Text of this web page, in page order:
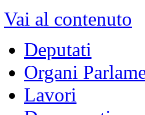
Vai al contenuto
Deputati
Organi
Lavori